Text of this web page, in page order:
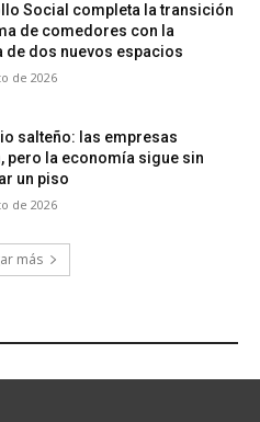
Social completa la transición
de comedores con la
de dos nuevos espacios
de 2026
salteño: las empresas
pero la economía sigue sin
un piso
de 2026
más